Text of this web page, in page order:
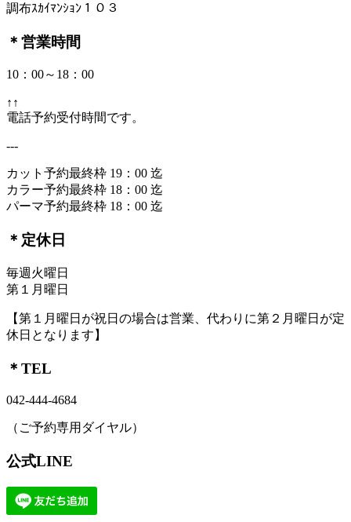
調布ｽｶｲﾏﾝｼｮﾝ１０３
＊営業時間
10：00～18：00
↑↑
電話予約受付時間です。
---
カット予約最終枠 19：00 迄
カラー予約最終枠 18：00 迄
パーマ予約最終枠 18：00 迄
＊定休日
毎週火曜日
第１月曜日
【第１月曜日が祝日の場合は営業、代わりに第２月曜日が定
休日となります】
＊TEL
042-444-4684
（ご予約専用ダイヤル）
公式LINE